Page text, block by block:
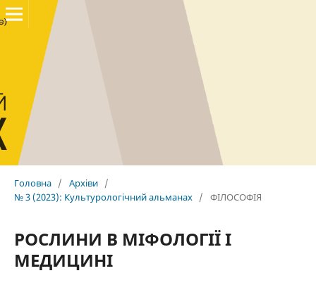
Головна / Архіви /
№ 3 (2023): Культурологічний альманах / ФІЛОСОФІЯ
РОСЛИНИ В МІФОЛОГІЇ І
МЕДИЦИНІ